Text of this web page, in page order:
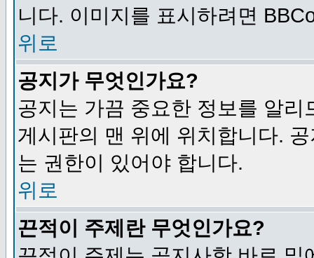
니다. 이미지를 표시하려면
위로
공지가 무엇인가요?
공지는 가끔 중요한 정보를 알
게시판의 맨 위에 위치합니다.
는 권한이 있어야 합니다.
위로
끈적이 주제란 무엇인가요?